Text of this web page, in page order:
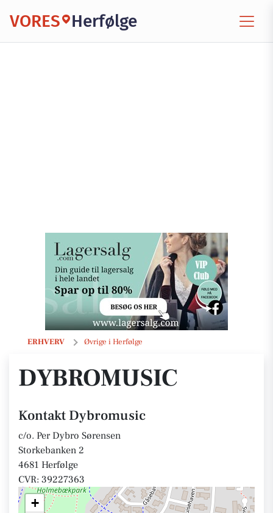
VORES Herfølge
ERHVERV Øvrige i Herfølge
Dybromusic
DYBROMUSIC
Kontakt Dybromusic
c/o. Per Dybro Sørensen
Storkebanken 2
4681 Herfølge
CVR: 39227363
+